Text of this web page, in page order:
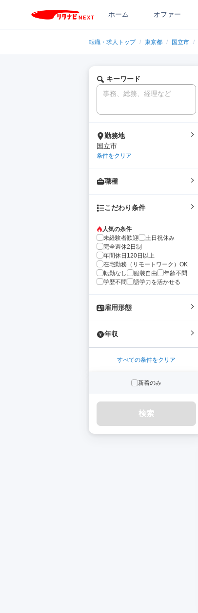
ホーム オファー
転職・求人トップ / 東京都 / 国立市 /
キーワード
勤務地
国立市
条件をクリア
職種
こだわり条件
人気の条件
未経験者歓迎
土日祝休み
完全週休2日制
年間休日120日以上
在宅勤務（リモートワーク）OK
転勤なし
服装自由
年齢不問
学歴不問
語学力を活かせる
雇用形態
年収
すべての条件をクリア
新着のみ
検索